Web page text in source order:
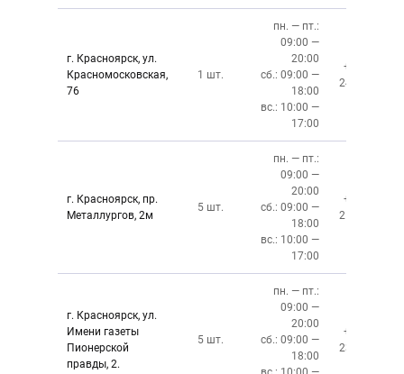
г. Красноярск, ул.
Красномосковская,
76
1 шт.
пн. — пт.:
09:00 —
20:00
сб.: 09:00 —
18:00
вс.: 10:00 —
17:00
+7 (391)
243-83-01
г. Красноярск, пр.
Металлургов, 2м
5 шт.
пн. — пт.:
09:00 —
20:00
сб.: 09:00 —
18:00
вс.: 10:00 —
17:00
+7 (391)
212-87-27
г. Красноярск, ул.
Имени газеты
Пионерской
правды, 2.
5 шт.
пн. — пт.:
09:00 —
20:00
сб.: 09:00 —
18:00
+7 (391)
237-34-34